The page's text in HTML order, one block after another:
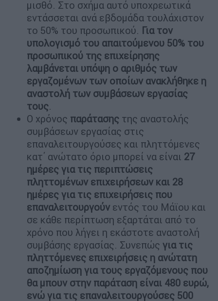
μισθό. Στο σχήμα αυτό υποχρεωτικά
εντάσσεται ανά εβδομάδα τουλάχιστον
το 50% του προσωπικού. Για τον
υπολογισμό του απαιτούμενου 50% του
προσωπικού της επιχείρησης
λαμβάνεται υπόψη ο αριθμός των
εργαζομένων των οποίων ανακλήθηκε η
αναστολή των συμβάσεων εργασίας
τους.
Ο χρόνος παράτασης της αναστολής
συμβάσεων εργασίας στις
επαναλειτουργούσες και πληττόμενες
κατ΄ ανώτατο όριο μπορεί να είναι 27
ημέρες για τις περιπτώσεις
πληττομένων επιχειρήσεων και 28
ημέρες για τις επιχειρήσεις που
επαναλειτουργούν εντός του Μάϊου και
σε κάθε περίπτωση εξαρτάται από το
χρόνο που λήγει η εκάστοτε αναστολή
συμβάσης εργασίας. Συνεπώς για τις
πληττόμενες επιχειρήσεις η ανώτατη
αποζημίωση για τους εργαζόμενους που
θα μπουν στην παράταση είναι 480 ευρώ,
ενώ για τις επαναλειτουργούσες 500